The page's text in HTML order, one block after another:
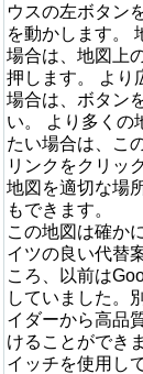
ウスの左ボタン
を動かします。
場合は、地図上
押します。 より
場合は、ボタン
い。 より多くの
たい場合は、こ
リンクをクリッ
地図を適切な場
もできます。
この地図は確か
イツの良い代替
ころ、以前は
していました。
イダーから高品
けることができ
イッチを使用し